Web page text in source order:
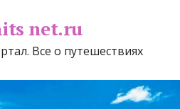
net.ru
Все о путешествиях